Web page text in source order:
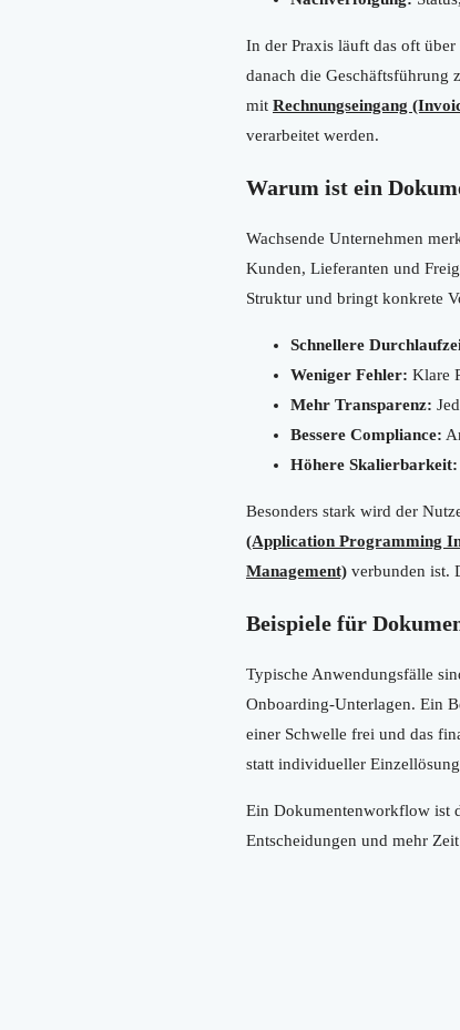
In der Praxis läuft das oft
danach die Geschäftsführung
mit Rechnungseingang
verarbeitet werden.
Warum ist ein
Wachsende Unternehmen
Kunden, Lieferanten und
Struktur und bringt konkrete
Schnellere
Weniger Fehler: Klare
Mehr Transparenz:
Bessere Compliance:
Höhere Skalierbarkeit:
Besonders stark wird der
(Application Programming
Management) verbunden ist.
Beispiele für
Typische Anwendungsfälle
Onboarding-Unterlagen. Ein
einer Schwelle frei und das
statt individueller
Ein Dokumentenworkflow ist
Entscheidungen und mehr